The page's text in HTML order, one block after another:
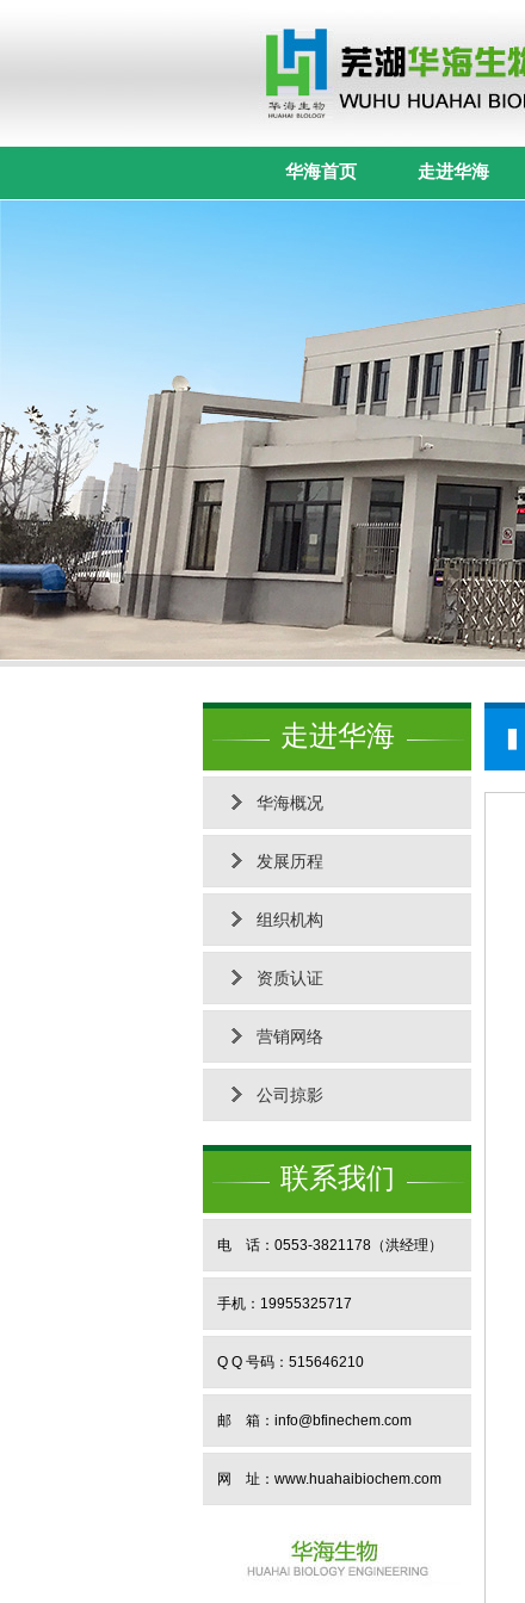
华海首页 走进华海
走进华海
华海概况
发展历程
组织机构
资质认证
营销网络
公司掠影
联系我们
电 话：0553-3821178（洪经理）
手机：19955325717
Q Q 号码：515646210
邮 箱：info@bfinechem.com
网 址： www.huahaibiochem.com